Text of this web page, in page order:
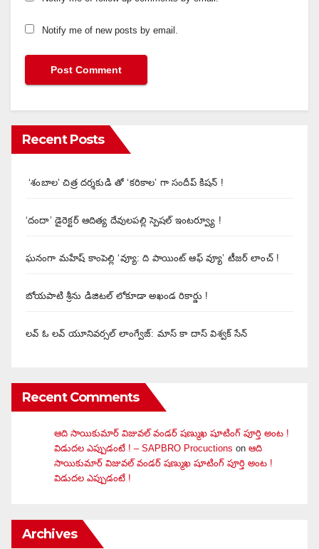
Notify me of new posts by email.
Recent Posts
‘శంబాల’ చిత్ర దర్శకుడి తో ‘కరికాల’ గా సందీప్ కిషన్ !
‘దందా’ డైరెక్ట‌ర్ ఆదిత్య దేవులపల్లి స్పెషల్ ఇంటర్వ్యూ !
ఘనంగా మహేష్ కాంపెల్లి ‘వ్యూ: ది పాయింట్ ఆఫ్ వ్యూ’ టీజర్ లాంచ్ !
బోయపాటి శ్రీను డిజిటల్‌ లోకూడా అఖండ రికార్డు !
లవ్ ఓ లవ్ యూనివర్సల్ లాంగ్వేజ్‌: మాస్ కా దాస్ విశ్వక్ సేన్
Recent Comments
ఆది సాయికుమార్ విజువ‌ల్ వండ‌ర్ ష‌ణ్ముఖ షూటింగ్ పూర్తి అంట !
విడుదల ఎప్పుడంటే ! – SAPBRO Procuctions on ఆది
సాయికుమార్ విజువ‌ల్ వండ‌ర్ ష‌ణ్ముఖ షూటింగ్ పూర్తి అంట !
విడుదల ఎప్పుడంటే !
Archives